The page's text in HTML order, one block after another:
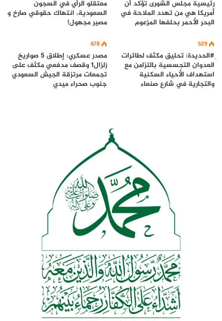
رئيسية مجلس الشورى تؤكد أن
أمريكا هي من تهدد الملاحة في
البحر الأحمر بحلفها المزعوم
معتقلو الرأي في السجون
السعودية، انتهاك حقوقي صارخ و
مصير مجهول!
529
ِ#الحديدة: تحليق مكثف لطائرات
العدوان التجسسية بالتزامن مع
استهداف الأحياء السكنية
والتجارية في شارع صنعاء
678
مصدر عسكري: إطلاق 5 صواريخ
زلزال1 وقصف مدفعي مكثف على
تجمعات مرتزقة الجيش السعودي
جنوب صحراء ميدي